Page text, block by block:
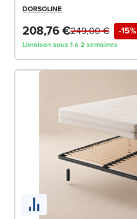
DORSOLINE
208,76 € -15%
249,00 €
Livraison sous 1 à 2 semaines